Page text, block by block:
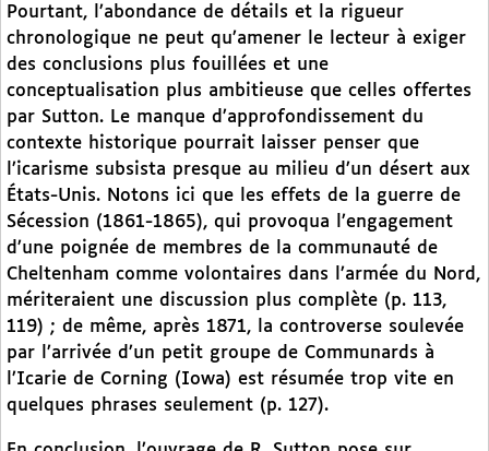
Pourtant, l’abondance de détails et la rigueur
chronologique ne peut qu’amener le lecteur à exiger
des conclusions plus fouillées et une
conceptualisation plus ambitieuse que celles offertes
par Sutton. Le manque d’approfondissement du
contexte historique pourrait laisser penser que
l’icarisme subsista presque au milieu d’un désert aux
États-Unis. Notons ici que les effets de la guerre de
Sécession (1861-1865), qui provoqua l’engagement
d’une poignée de membres de la communauté de
Cheltenham comme volontaires dans l’armée du Nord,
mériteraient une discussion plus complète (p. 113,
119) ; de même, après 1871, la controverse soulevée
par l’arrivée d’un petit groupe de Communards à
l’Icarie de Corning (Iowa) est résumée trop vite en
quelques phrases seulement (p. 127).